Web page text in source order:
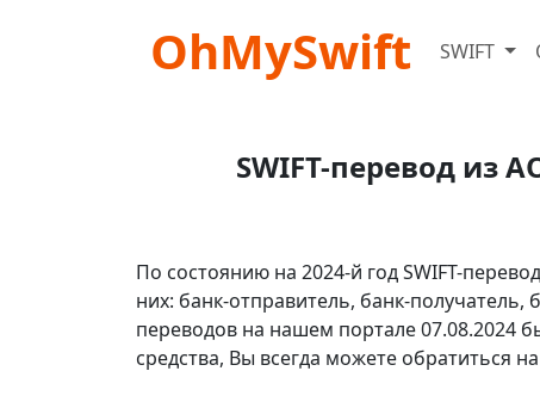
OhMySwift SWIFT
SWIFT-перевод из
По состоянию на 2024-й год SWIFT-
них: банк-отправитель, банк-получатель,
переводов на нашем портале 07.08.2024
средства, Вы всегда можете обратиться